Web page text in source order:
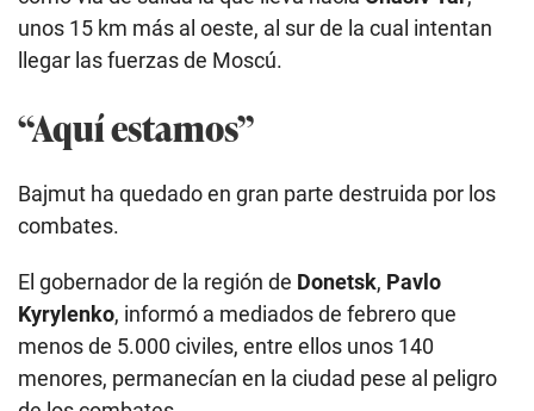
unos 15 km más al oeste, al sur de la cual intentan
llegar las fuerzas de Moscú.
“Aquí estamos”
Bajmut ha quedado en gran parte destruida por los
combates.
El gobernador de la región de Donetsk, Pavlo
Kyrylenko, informó a mediados de febrero que
menos de 5.000 civiles, entre ellos unos 140
menores, permanecían en la ciudad pese al peligro